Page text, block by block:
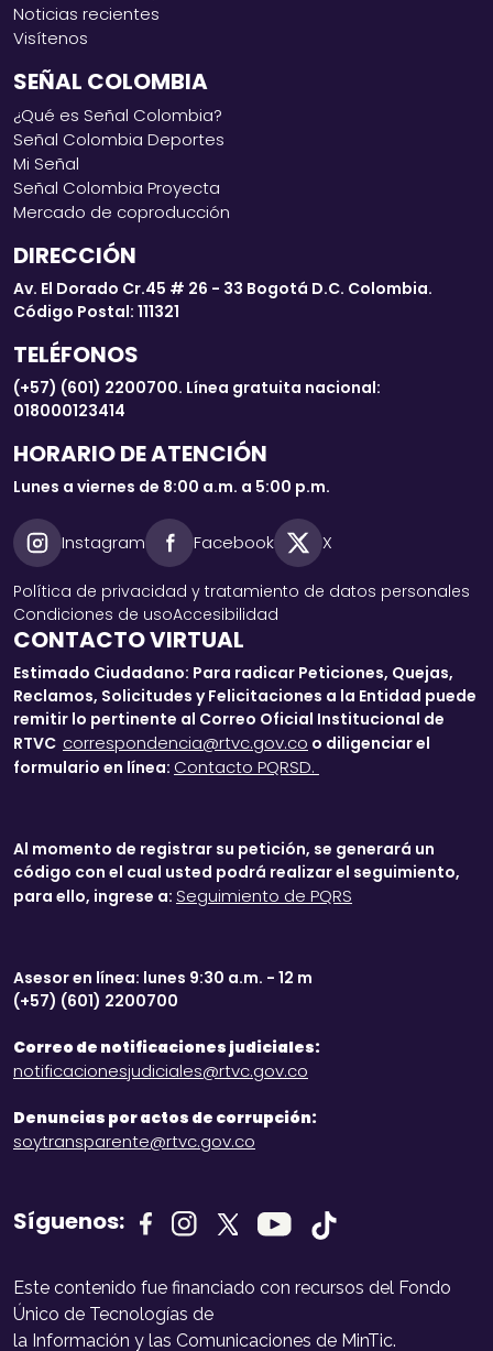
Noticias recientes
Visítenos
SEÑAL COLOMBIA
¿Qué es Señal Colombia?
Señal Colombia Deportes
Mi Señal
Señal Colombia Proyecta
Mercado de coproducción
DIRECCIÓN
Av. El Dorado Cr.45 # 26 - 33 Bogotá D.C. Colombia.
Código Postal: 111321
TELÉFONOS
(+57) (601) 2200700. Línea gratuita nacional:
018000123414
HORARIO DE ATENCIÓN
Lunes a viernes de 8:00 a.m. a 5:00 p.m.
Instagram Facebook X
Política de privacidad y tratamiento de datos personales
Condiciones de usoAccesibilidad
CONTACTO VIRTUAL
Estimado Ciudadano: Para radicar Peticiones, Quejas,
Reclamos, Solicitudes y Felicitaciones a la Entidad puede
remitir lo pertinente al Correo Oficial Institucional de
RTVC correspondencia@rtvc.gov.co o diligenciar el
formulario en línea: Contacto PQRSD.
Al momento de registrar su petición, se generará un
código con el cual usted podrá realizar el seguimiento,
para ello, ingrese a: Seguimiento de PQRS
Asesor en línea: lunes 9:30 a.m. - 12 m
(+57) (601) 2200700
Correo de notificaciones judiciales:
notificacionesjudiciales@rtvc.gov.co
Denuncias por actos de corrupción:
soytransparente@rtvc.gov.co
Síguenos:
Este contenido fue financiado con recursos del Fondo
Único de Tecnologías de
la Información y las Comunicaciones de MinTic.